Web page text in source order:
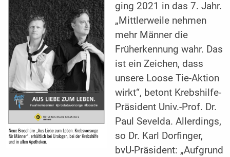
ging 2021 in das 7. Jahr.
„Mittlerweile nehmen
mehr Männer die
Früherkennung wahr. Das
ist ein Zeichen, dass
unsere Loose Tie-Ak­tion
wirkt“, betont Krebshilfe-
Präsident Univ.-Prof. Dr.
Paul Sevelda. Allerdings,
so Dr. Karl Dorfinger,
bvU-Präsident: „Aufgrund